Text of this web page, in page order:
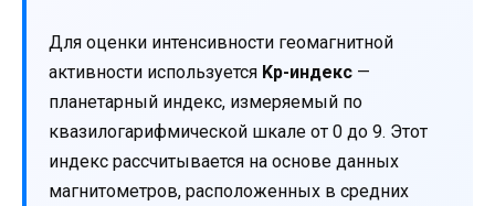
Для оценки интенсивности геомагнитной
активности используется Kp-индекс —
планетарный индекс, измеряемый по
квазилогарифмической шкале от 0 до 9. Этот
индекс рассчитывается на основе данных
магнитометров, расположенных в средних